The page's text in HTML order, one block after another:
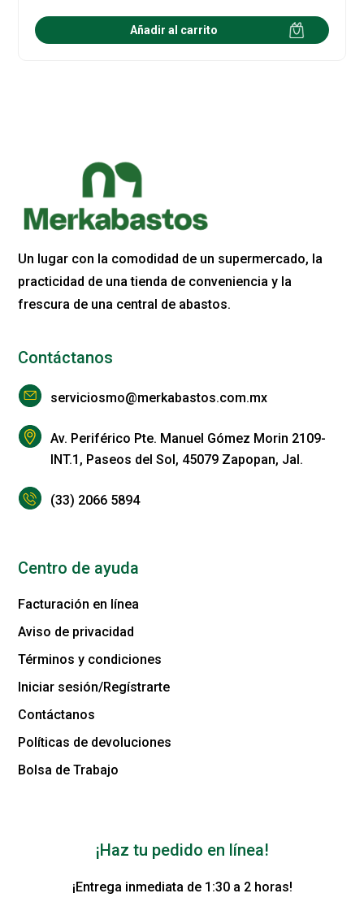
Añadir al carrito
Un lugar con la comodidad de un supermercado, la
practicidad de una tienda de conveniencia y la
frescura de una central de abastos.
Contáctanos
serviciosmo@merkabastos.com.mx
Av. Periférico Pte. Manuel Gómez Morin 2109-
INT.1, Paseos del Sol, 45079 Zapopan, Jal.
(33) 2066 5894
Centro de ayuda
Facturación en línea
Aviso de privacidad
Términos y condiciones
Iniciar sesión/Regístrarte
Contáctanos
Políticas de devoluciones
Bolsa de Trabajo
¡Haz tu pedido en línea!
¡Entrega inmediata de 1:30 a 2 horas!